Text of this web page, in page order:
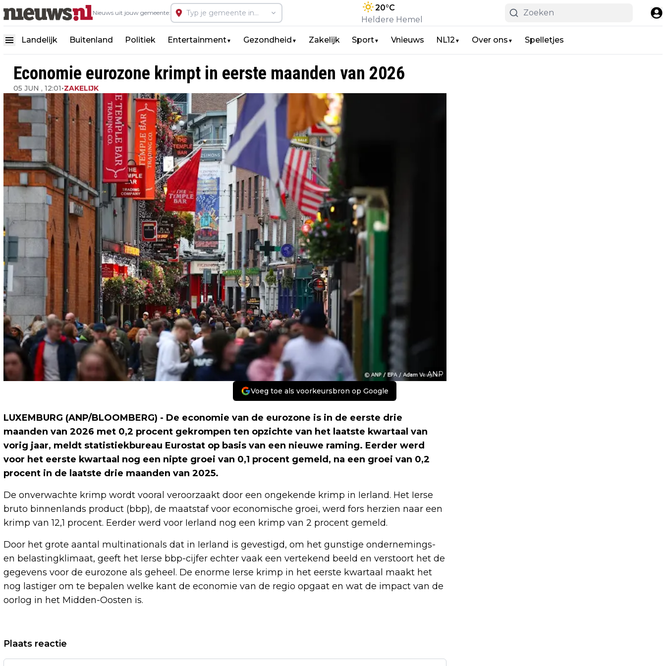
Nieuws uit jouw gemeente:
20°C
Heldere Hemel
Landelijk Buitenland Politiek Entertainment▼ Gezondheid ▼ Zakelijk Sport▼ Vnieuws NL12 ▼ Over ons ▼ Spelletjes
Economie eurozone krimpt in eerste maanden van 2026
05 JUN , 12:01•ZAKELIJK
ANP
Voeg toe als voorkeursbron op Google
LUXEMBURG (ANP/BLOOMBERG) - De economie van de eurozone is in de eerste drie
maanden van 2026 met 0,2 procent gekrompen ten opzichte van het laatste kwartaal van
vorig jaar, meldt statistiekbureau Eurostat op basis van een nieuwe raming. Eerder werd
voor het eerste kwartaal nog een nipte groei van 0,1 procent gemeld, na een groei van 0,2
procent in de laatste drie maanden van 2025.
De onverwachte krimp wordt vooral veroorzaakt door een ongekende krimp in Ierland. Het Ierse
bruto binnenlands product (bbp), de maatstaf voor economische groei, werd fors herzien naar een
krimp van 12,1 procent. Eerder werd voor Ierland nog een krimp van 2 procent gemeld.
Door het grote aantal multinationals dat in Ierland is gevestigd, om het gunstige ondernemings-
en belastingklimaat, geeft het Ierse bbp-cijfer echter vaak een vertekend beeld en verstoort het de
gegevens voor de eurozone als geheel. De enorme Ierse krimp in het eerste kwartaal maakt het
nog lastiger om te bepalen welke kant de economie van de regio opgaat en wat de impact van de
oorlog in het Midden-Oosten is.
Vorig artikel
KINDEREN VAN MOEDER AARDE – EEN
NPO ZIET GEEN MOGELIJKHEDEN OM
Plaats reactie